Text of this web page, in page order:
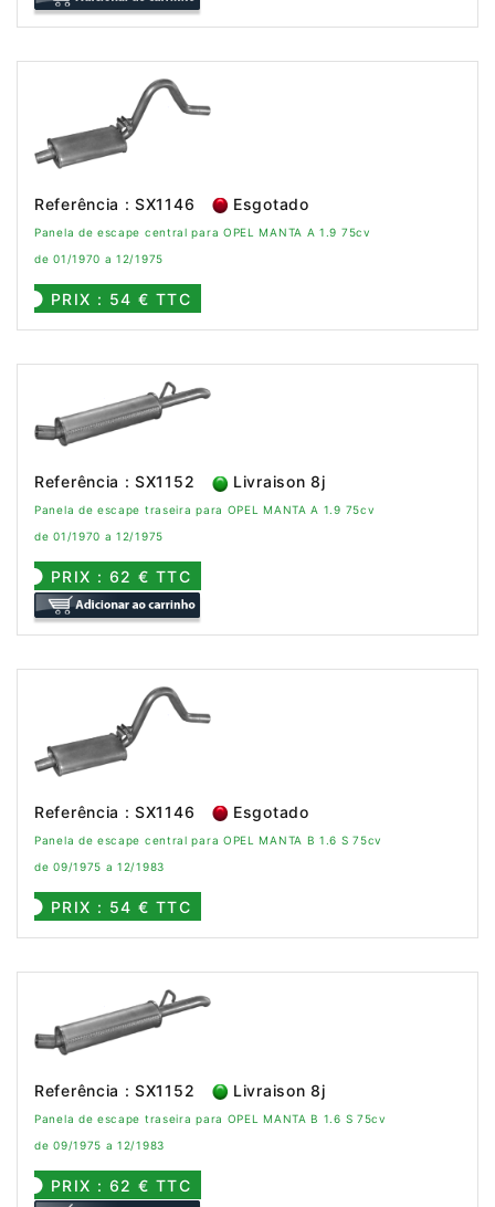
Referência : SX1146 Esgotado
Panela de escape central para OPEL MANTA A 1.9 75cv
de 01/1970 a 12/1975
PRIX : 54 € TTC
Referência : SX1152 Livraison 8j
Panela de escape traseira para OPEL MANTA A 1.9 75cv
de 01/1970 a 12/1975
PRIX : 62 € TTC
Referência : SX1146 Esgotado
Panela de escape central para OPEL MANTA B 1.6 S 75cv
de 09/1975 a 12/1983
PRIX : 54 € TTC
Referência : SX1152 Livraison 8j
Panela de escape traseira para OPEL MANTA B 1.6 S 75cv
de 09/1975 a 12/1983
PRIX : 62 € TTC